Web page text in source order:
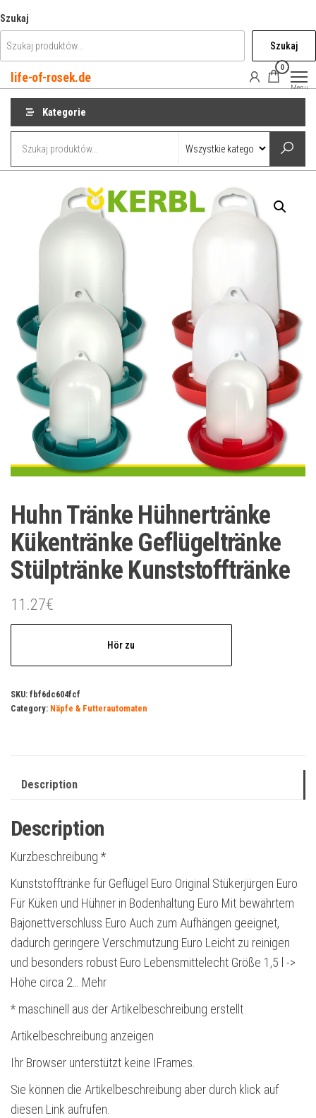
do
treści
Szukaj
Szukaj
life-of-rosek.de
0
Menu
Kategorie
Huhn Tränke Hühnertränke
Kükentränke Geflügeltränke
Stülptränke Kunststofftränke
11.27€
Hör zu
SKU: fbf6dc604fcf
Category: Näpfe & Futterautomaten
Description
Description
Kurzbeschreibung *
Kunststofftränke für Geflügel Euro Original Stükerjürgen Euro
Für Küken und Hühner in Bodenhaltung Euro Mit bewährtem
Bajonettverschluss Euro Auch zum Aufhängen geeignet,
dadurch geringere Verschmutzung Euro Leicht zu reinigen
und besonders robust Euro Lebensmittelecht Größe 1,5 l ->
Höhe circa 2… Mehr
* maschinell aus der Artikelbeschreibung erstellt
Artikelbeschreibung anzeigen
Ihr Browser unterstützt keine IFrames.
Sie können die Artikelbeschreibung aber durch klick auf
diesen Link aufrufen.